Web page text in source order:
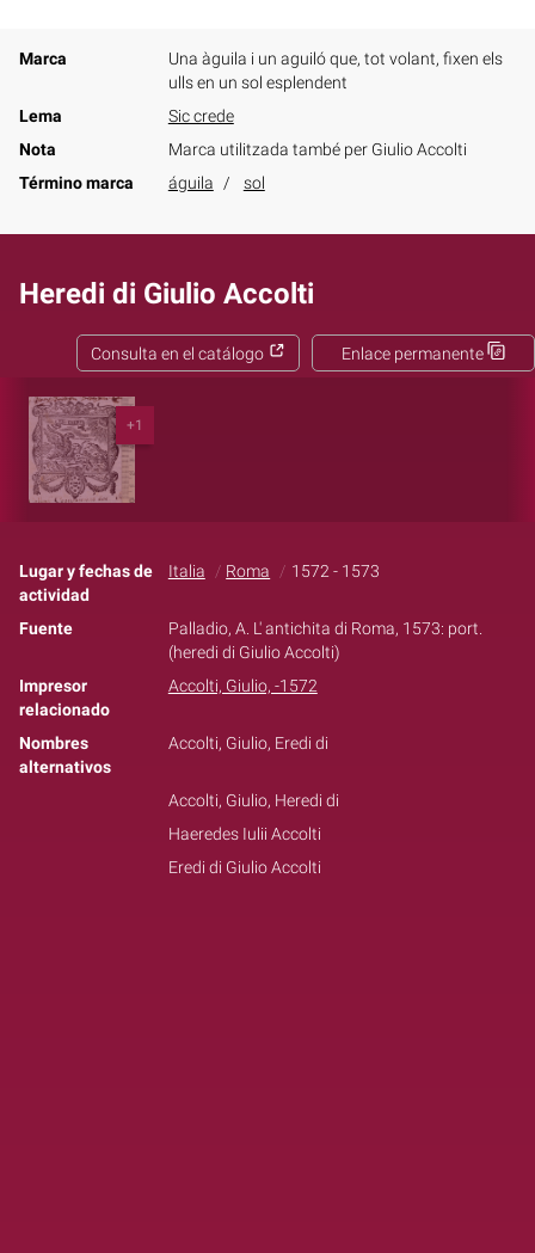
Marca
Una àguila i un aguiló que, tot volant, fixen els
ulls en un sol esplendent
Lema
Sic crede
Nota
Marca utilitzada també per Giulio Accolti
Término marca
águila sol
Heredi di Giulio Accolti
Enlace permanente
Consulta en el catálogo
+1
Lugar y fechas de
actividad
Italia Roma 1572 - 1573
Fuente
Palladio, A. L' antichita di Roma, 1573: port.
(heredi di Giulio Accolti)
Impresor
relacionado
Accolti, Giulio, -1572
Nombres
alternativos
Accolti, Giulio, Eredi di
Accolti, Giulio, Heredi di
Haeredes Iulii Accolti
Eredi di Giulio Accolti